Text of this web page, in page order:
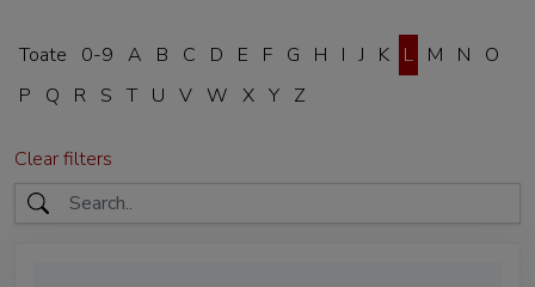
Toate 0-9 A B C D E F G H I J K L M N
O
P
Q R S T U V W X Y Z
Clear filters